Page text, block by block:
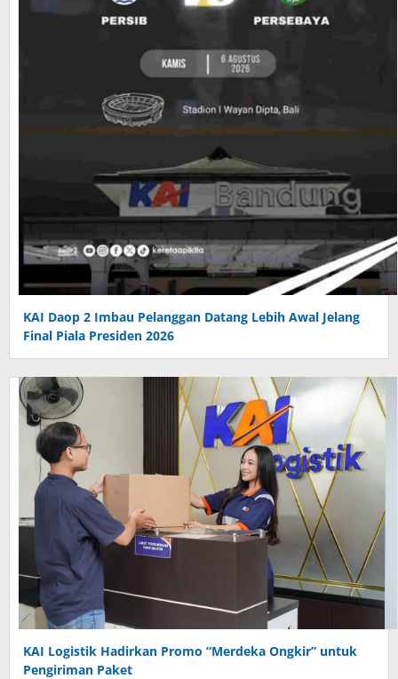
KAI Daop 2 Imbau Pelanggan Datang Lebih Awal Jelang
Final Piala Presiden 2026
KAI Logistik Hadirkan Promo “Merdeka Ongkir” untuk
Pengiriman Paket